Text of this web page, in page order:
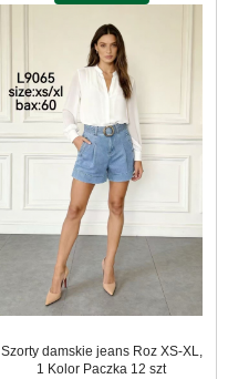
Szorty damskie jeans Roz XS-XL,
1 Kolor Paczka 12 szt